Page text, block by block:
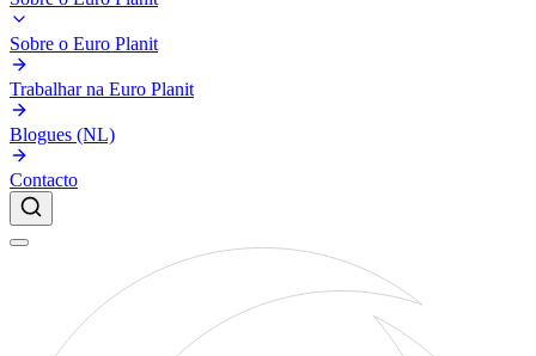
Sobre o Euro Planit
Trabalhar na Euro Planit
Blogues (NL)
Contacto